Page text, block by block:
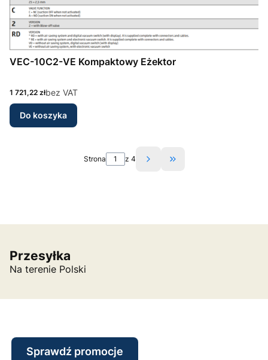
VEC-10C2-VE Kompaktowy Eżektor
Cena
1 721,22 złbez VAT
Do koszyka
Strona z 4 Przejdź do ostatniej
Przesyłka
Na terenie Polski
Sprawdź promocje